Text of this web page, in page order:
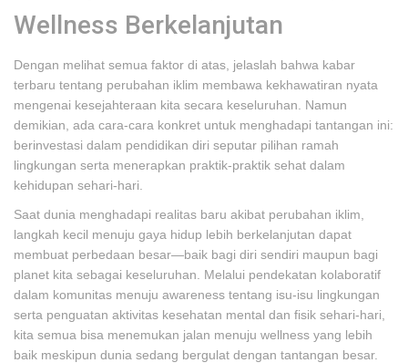
Wellness Berkelanjutan
Dengan melihat semua faktor di atas, jelaslah bahwa kabar
terbaru tentang perubahan iklim membawa kekhawatiran nyata
mengenai kesejahteraan kita secara keseluruhan. Namun
demikian, ada cara-cara konkret untuk menghadapi tantangan ini:
berinvestasi dalam pendidikan diri seputar pilihan ramah
lingkungan serta menerapkan praktik-praktik sehat dalam
kehidupan sehari-hari.
Saat dunia menghadapi realitas baru akibat perubahan iklim,
langkah kecil menuju gaya hidup lebih berkelanjutan dapat
membuat perbedaan besar—baik bagi diri sendiri maupun bagi
planet kita sebagai keseluruhan. Melalui pendekatan kolaboratif
dalam komunitas menuju awareness tentang isu-isu lingkungan
serta penguatan aktivitas kesehatan mental dan fisik sehari-hari,
kita semua bisa menemukan jalan menuju wellness yang lebih
baik meskipun dunia sedang bergulat dengan tantangan besar.